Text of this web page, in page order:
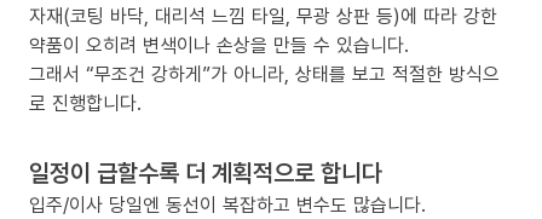
자재(코팅 바닥, 대리석 느낌 타일, 무광 상판 등)에 따라 강한
약품이 오히려 변색이나 손상을 만들 수 있습니다.
그래서 “무조건 강하게”가 아니라, 상태를 보고 적절한 방식으
로 진행합니다.
일정이 급할수록 더 계획적으로 합니다
입주/이사 당일엔 동선이 복잡하고 변수도 많습니다.